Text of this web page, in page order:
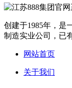
创建于1985年，是
制造实业公司，已
网站首页
关于我们